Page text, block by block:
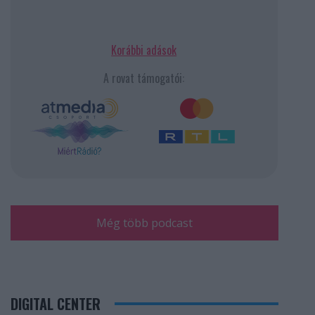
Korábbi adások
A rovat támogatói:
Még több podcast
DIGITAL CENTER